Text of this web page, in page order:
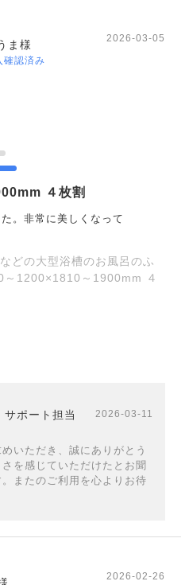
ま様
確認済み
2026-03-05
４枚割
。非常に美しくなって
どの大型浴槽のお風呂のふ
1200×1810～1900mm ４
サポート担当 2026-03-11
いただき、誠にありがとう
を感じていただけたとお聞
またのご利用を心よりお待
2026-02-26